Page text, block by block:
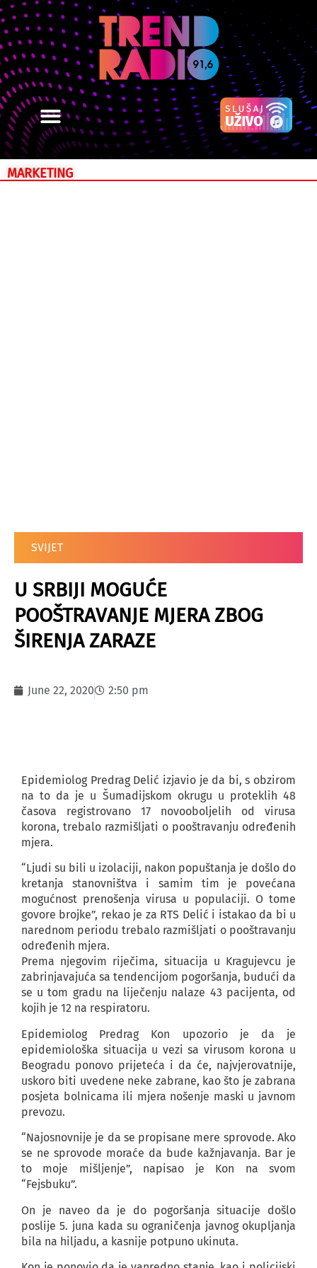
MARKETING
SVIJET
U SRBIJI MOGUĆE
POOŠTRAVANJE MJERA ZBOG
ŠIRENJA ZARAZE
June 22, 2020 2:50 pm
Epidemiolog Predrag Delić izjavio je da bi, s obzirom
na to da je u Šumadijskom okrugu u proteklih 48
časova registrovano 17 novooboljelih od virusa
korona, trebalo razmišljati o pooštravanju određenih
mjera.
“Ljudi su bili u izolaciji, nakon popuštanja je došlo do
kretanja stanovništva i samim tim je povećana
mogućnost prenošenja virusa u populaciji. O tome
govore brojke”, rekao je za RTS Delić i istakao da bi u
narednom periodu trebalo razmišljati o pooštravanju
određenih mjera.
Prema njegovim riječima, situacija u Kragujevcu je
zabrinjavajuća sa tendencijom pogoršanja, budući da
se u tom gradu na liječenju nalaze 43 pacijenta, od
kojih je 12 na respiratoru.
Epidemiolog Predrag Kon upozorio je da je
epidemiološka situacija u vezi sa virusom korona u
Beogradu ponovo prijeteća i da će, najvjerovatnije,
uskoro biti uvedene neke zabrane, kao što je zabrana
posjeta bolnicama ili mjera nošenje maski u javnom
prevozu.
“Najosnovnije je da se propisane mere sprovode. Ako
se ne sprovode moraće da bude kažnjavanja. Bar je
to moje mišljenje”, napisao je Kon na svom
“Fejsbuku”.
On je naveo da je do pogoršanja situacije došlo
poslije 5. juna kada su ograničenja javnog okupljanja
bila na hiljadu, a kasnije potpuno ukinuta.